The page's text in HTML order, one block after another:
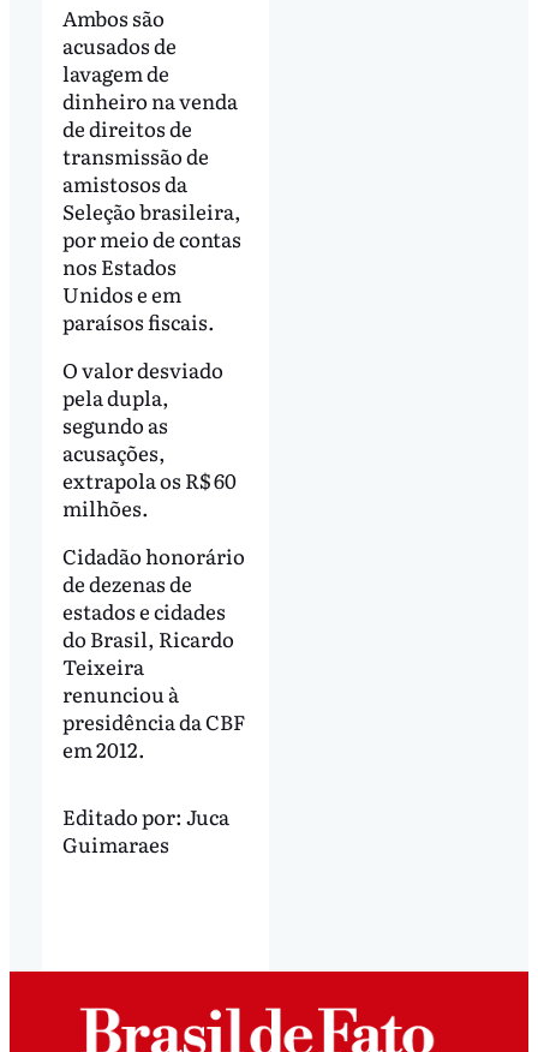
Ambos são
acusados de
lavagem de
dinheiro na venda
de direitos de
transmissão de
amistosos da
Seleção brasileira,
por meio de contas
nos Estados
Unidos e em
paraísos fiscais.
O valor desviado
pela dupla,
segundo as
acusações,
extrapola os R$ 60
milhões.
Cidadão honorário
de dezenas de
estados e cidades
do Brasil, Ricardo
Teixeira
renunciou à
presidência da CBF
em 2012.
Editado por: Juca
Guimaraes